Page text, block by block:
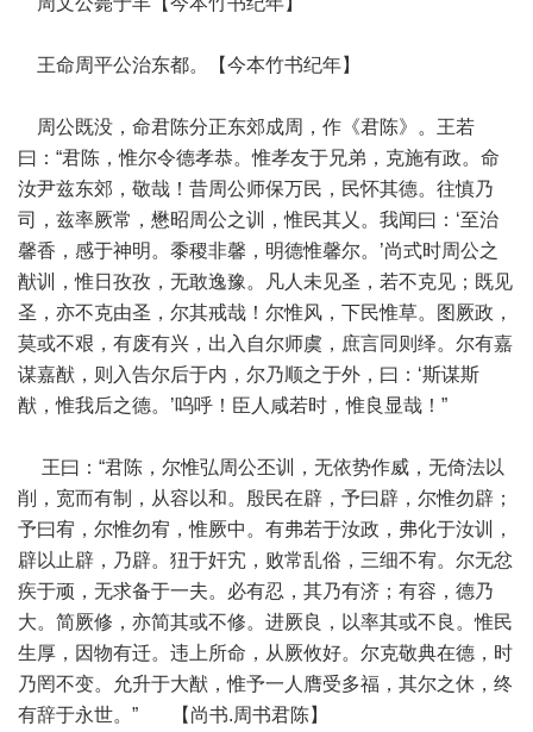
王命周平公治东都。【今本竹书纪年】
周公既没，命君陈分正东郊成周，作《君陈》。王若
曰：“君陈，惟尔令德孝恭。惟孝友于兄弟，克施有政。命
汝尹兹东郊，敬哉！昔周公师保万民，民怀其德。往慎乃
司，兹率厥常，懋昭周公之训，惟民其乂。我闻曰：‘至治
馨香，感于神明。黍稷非馨，明德惟馨尔。’尚式时周公之
猷训，惟日孜孜，无敢逸豫。凡人未见圣，若不克见；既见
圣，亦不克由圣，尔其戒哉！尔惟风，下民惟草。图厥政，
莫或不艰，有废有兴，出入自尔师虞，庶言同则绎。尔有嘉
谋嘉猷，则入告尔后于内，尔乃顺之于外，曰：‘斯谋斯
猷，惟我后之德。’呜呼！臣人咸若时，惟良显哉！”
王曰：“君陈，尔惟弘周公丕训，无依势作威，无倚法以
削，宽而有制，从容以和。殷民在辟，予曰辟，尔惟勿辟；
予曰宥，尔惟勿宥，惟厥中。有弗若于汝政，弗化于汝训，
辟以止辟，乃辟。狃于奸宄，败常乱俗，三细不宥。尔无忿
疾于顽，无求备于一夫。必有忍，其乃有济；有容，德乃
大。简厥修，亦简其或不修。进厥良，以率其或不良。惟民
生厚，因物有迁。违上所命，从厥攸好。尔克敬典在德，时
乃罔不变。允升于大猷，惟予一人膺受多福，其尔之休，终
有辞于永世。” 【尚书.周书君陈】